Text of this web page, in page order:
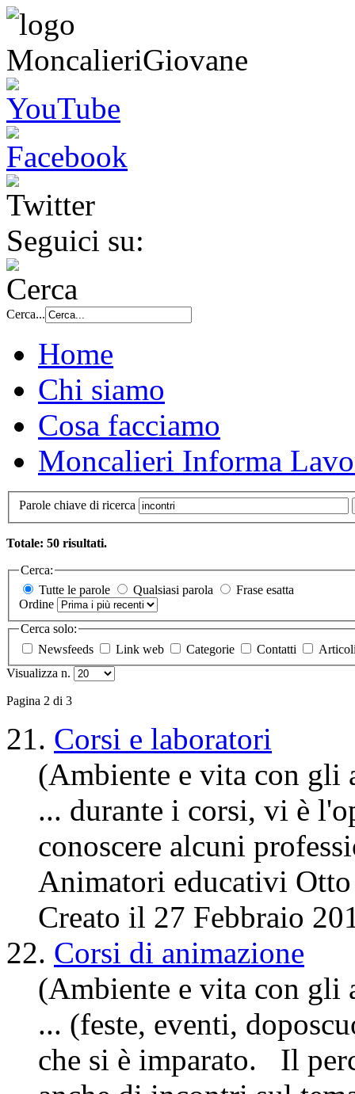
Seguici su:
Cerca...
Home
Chi siamo
Cosa facciamo
Moncalieri Informa
Parole chiave di ricerca
Totale: 50 risultati.
Cerca:
Tutte le parole
Qualsiasi parola
Frase esatta
Ordine
Cerca solo:
Newsfeeds
Link web Categorie Contatti
Visualizza n.
Pagina 2 di 3
21. Corsi e laboratori
(Ambiente e vita con gli
... durante i corsi, vi è
conoscere alcuni
Animatori educativi
Creato il 27 Febbraio
22. Corsi di animazione
(Ambiente e vita con gli
... (feste, eventi,
che si è imparato. Il